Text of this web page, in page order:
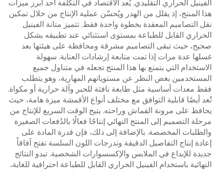
الفينيل الحراري التقليدي. يُعد الاقتصاد في التكلفة أحد أبرز ميزات
هذا المنتج، إذ يقلل من الهدر ويُحسّن عملية الإنتاج من خلال تمكين
نقل التصاميم المعقدة بخطوة واحدة فقط. تتميز متانة الفينيل
الحراري القابل للطباعة بمستوى استثنائي عند تطبيقه بشكل
صحيح، حيث تبقى التصاميم مشرقة ومحافظة على هيئتها بعد
غسلها عدة مرات إذا تمت متابعة إرشادات العناية. سهولة
الاستخدام التي يتمتع بها هذا المنتج تجعله في متناول جميع
المستخدمين بغض النظر عن مستوياتهم المهارية، وهو يتطلب
فقط معدات أساسية مثل طابعة نافثة للحبر وآلة حرارية أو مكواة.
تُعد أيضًا قابلية التوافق مع مختلف أنواع الأقمشة ميزة هامة، حيث
يحافظ على مرونة القماش وراحته. يتيح الوقت السريع للإنتاج من
مرحلة التصميم إلى المنتج النهائي إنتاجًا فعالًا بالدُفعات الصغيرة
والطلبات المخصصة. بالإضافة إلى ذلك، فإن قدرة المادة على
إعادة إنتاج التفاصيل الدقيقة وتدرجات اللون السلسة تفتح آفاقاً
جديدة للإبداع في الملابس والإكسسوارات الشخصية. تبدو النتائج
النهائية باستخدام الفينيل الحراري القابل للطباعة احترافية للغاية،